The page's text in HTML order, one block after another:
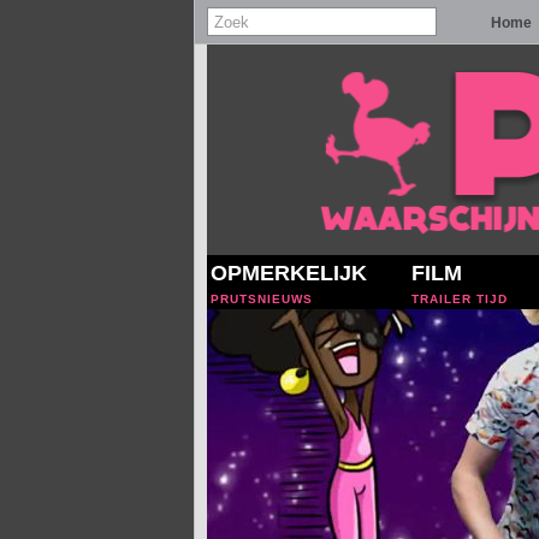
Home
OPMERKELIJK
PRUTSNIEUWS
FILM
TRAILER TIJD